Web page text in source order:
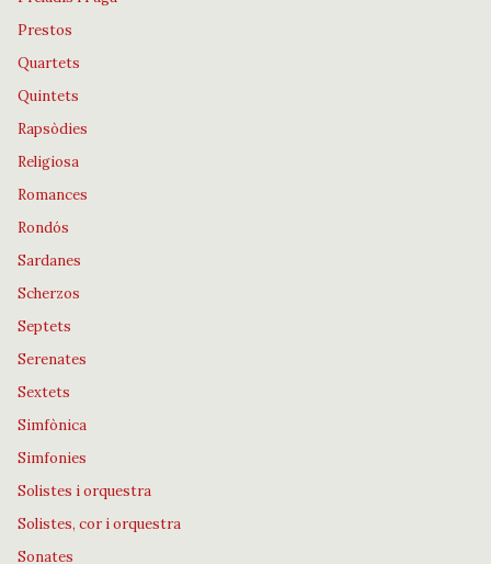
Prestos
Quartets
Quintets
Rapsòdies
Religiosa
Romances
Rondós
Sardanes
Scherzos
Septets
Serenates
Sextets
Simfònica
Simfonies
Solistes i orquestra
Solistes, cor i orquestra
Sonates